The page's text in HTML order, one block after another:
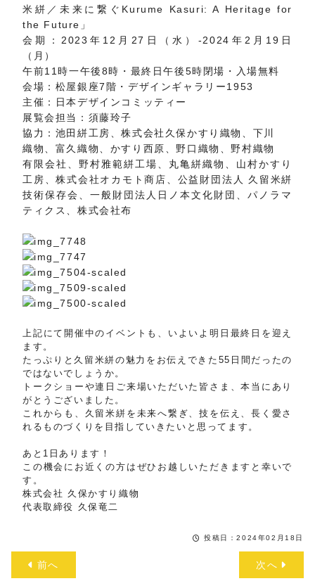
米絣／未来に繋ぐKurume Kasuri: A Heritage for
the Future」
会期：2023年12月27日（水）-2024年2月19日
（月）
午前11時一午後8時・最終日午後5時閉場・入場無料
会場：松屋銀座7階・デザインギャラリー1953
主催：日本デザインコミッティー
展覧会担当：須藤玲子
協力：池田絣工房、株式会社久保かすり織物、下川
織物、富久織物、かすり西原、野口織物、野村織物
有限会社、野村雅範絣工場、丸亀絣織物、山村かすり
工房、株式会社オカモト商店、公益財団法人 久留米絣
技術保存会、一般財団法人日ノ本文化財団、パノラマ
ティクス、株式会社布
上記にて開催中のイベントも、いよいよ明日最終日を迎え
ます。
たっぷりと久留米絣の魅力をお伝えできた55日間だったの
ではないでしょうか。
トークショーや連日ご来場いただいた皆さま、本当にあり
がとうございました。
これからも、久留米絣を未来へ繋ぎ、技を伝え、長く愛さ
れるものづくりを目指していきたいと思ってます。
あと1日あります！
この機会にお近くの方はぜひお越しいただきますと幸いで
す。
株式会社 久保かすり織物
代表取締役 久保竜二
投稿日：2024年02月18日
前へ 次へ